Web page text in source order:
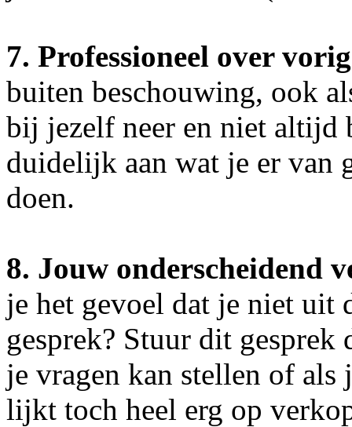
7. Professioneel over
buiten beschouwing, ook
bij jezelf neer en niet altijd
duidelijk aan wat je er van
doen.
8. Jouw onderscheidend
je het gevoel dat je niet uit
gesprek? Stuur dit gesprek
je vragen kan stellen of
lijkt toch heel erg op